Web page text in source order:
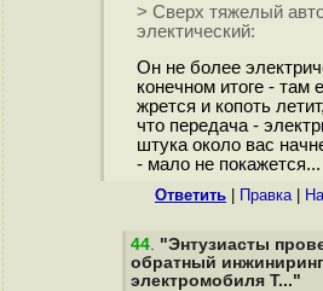
> Сверх тяжелый
электический:
Он не более
конечном итоге - там
жрется и копоть
что передача -
штука около вас
- мало не покажется...
Ответить Правка|
44. "Энтузиасты
обратный
электромобиля T..."